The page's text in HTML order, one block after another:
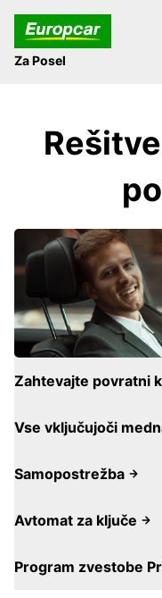
Za Posel
Zahtevajte povratni
Vse vključujoči
Samopostrežba
Avtomat za ključe
Program zvestobe